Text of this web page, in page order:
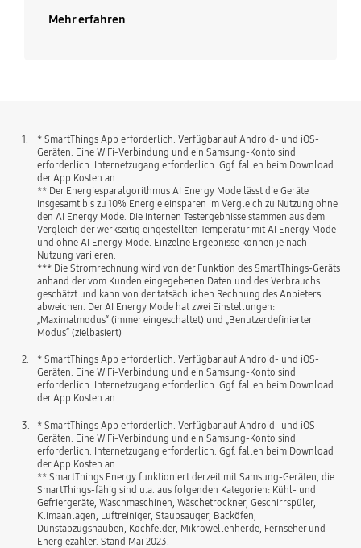
Mehr erfahren
1.
* SmartThings App erforderlich. Verfügbar auf Android- und iOS-
Geräten. Eine WiFi-Verbindung und ein Samsung-Konto sind
erforderlich. Internetzugang erforderlich. Ggf. fallen beim Download
der App Kosten an.
** Der Energiesparalgorithmus AI Energy Mode lässt die Geräte
insgesamt bis zu 10% Energie einsparen im Vergleich zu Nutzung ohne
den AI Energy Mode. Die internen Testergebnisse stammen aus dem
Vergleich der werkseitig eingestellten Temperatur mit AI Energy Mode
und ohne AI Energy Mode. Einzelne Ergebnisse können je nach
Nutzung variieren.
*** Die Stromrechnung wird von der Funktion des SmartThings-Geräts
anhand der vom Kunden eingegebenen Daten und des Verbrauchs
geschätzt und kann von der tatsächlichen Rechnung des Anbieters
abweichen. Der AI Energy Mode hat zwei Einstellungen:
„Maximalmodus“ (immer eingeschaltet) und „Benutzerdefinierter
Modus“ (zielbasiert)
2.
* SmartThings App erforderlich. Verfügbar auf Android- und iOS-
Geräten. Eine WiFi-Verbindung und ein Samsung-Konto sind
erforderlich. Internetzugang erforderlich. Ggf. fallen beim Download
der App Kosten an.
3.
* SmartThings App erforderlich. Verfügbar auf Android- und iOS-
Geräten. Eine WiFi-Verbindung und ein Samsung-Konto sind
erforderlich. Internetzugang erforderlich. Ggf. fallen beim Download
der App Kosten an.
** SmartThings Energy funktioniert derzeit mit Samsung-Geräten, die
SmartThings-fähig sind u.a. aus folgenden Kategorien: Kühl- und
Gefriergeräte, Waschmaschinen, Wäschetrockner, Geschirrspüler,
Klimaanlagen, Luftreiniger, Staubsauger, Backöfen,
Dunstabzugshauben, Kochfelder, Mikrowellenherde, Fernseher und
Energiezähler. Stand Mai 2023.